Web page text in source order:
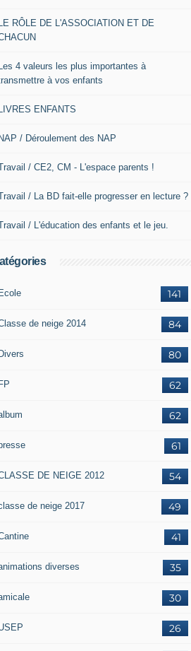
RÔLE DE L'ASSOCIATION ET DE
4 valeurs les plus importantes à
à vos enfants
ENFANTS
/ Déroulement des NAP
/ CE2, CM - L'espace parents !
/ La BD fait-elle progresser en lecture ?
/ L'éducation des enfants et le jeu.
141
84
de neige 2014
80
62
62
61
54
DE NEIGE 2012
49
de neige 2017
41
35
diverses
30
26